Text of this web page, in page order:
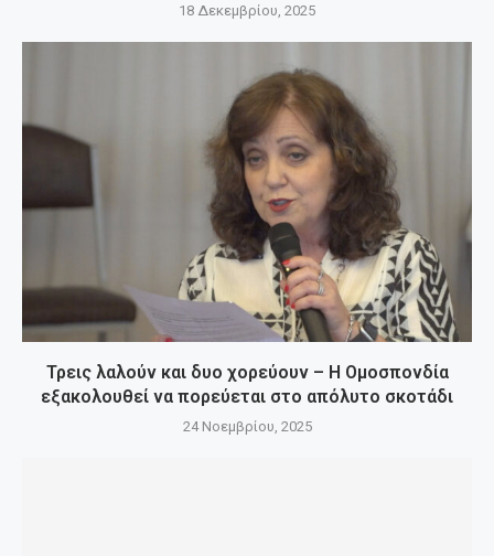
18 Δεκεμβρίου, 2025
Τρεις λαλούν και δυο χορεύουν – Η Ομοσπονδία
εξακολουθεί να πορεύεται στο απόλυτο σκοτάδι
24 Νοεμβρίου, 2025